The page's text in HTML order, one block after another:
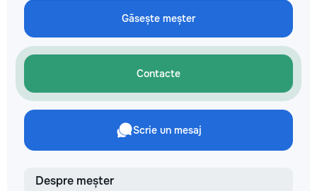
✔ Обучение взрослых ✔
Бесплатный пробный урок
технологии.
он будет
годы.
Găsește meșter
Contacte
Scrie un mesaj
Despre meșter